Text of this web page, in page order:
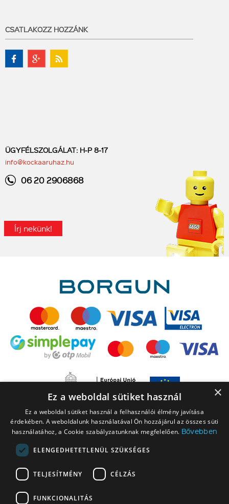
CSATLAKOZZ HOZZÁNK
ÜGYFÉLSZOLGÁLAT: H-P 8-17
info@kockaaruhaz.hu
06 20 2906868
Írj nekünk!
A LEGO elnevezés, a LEGO logó, a Minifigure, a DUPLO, a DUPLO logó, a
NINJAGO, a NINJAGO logó, a FRIENDS logó, a HIDDEN SIDE logó, a MINIFIGURES
logó, a MINDSTORMS, a MINDSTORMS logó, a VIDIYO, a NEXO KNIGHTS,
NEXO KNIGHTS logó, az EDITIONS logó és a SMART PLAY logó a The LEGO
×
Ez a weboldal sütiket használ
Ez a weboldal sütiket használ a felhasználói élmény javítása
érdekében. A weboldalunk használatával Ön hozzájárul az összes süti
használatához, a Cookie szabályzatunknak megfelelően. Bővebben
ELENGEDHETETLENÜL SZÜKSÉGES
TELJESÍTMÉNY CÉLZÁS
FUNKCIONALITÁS